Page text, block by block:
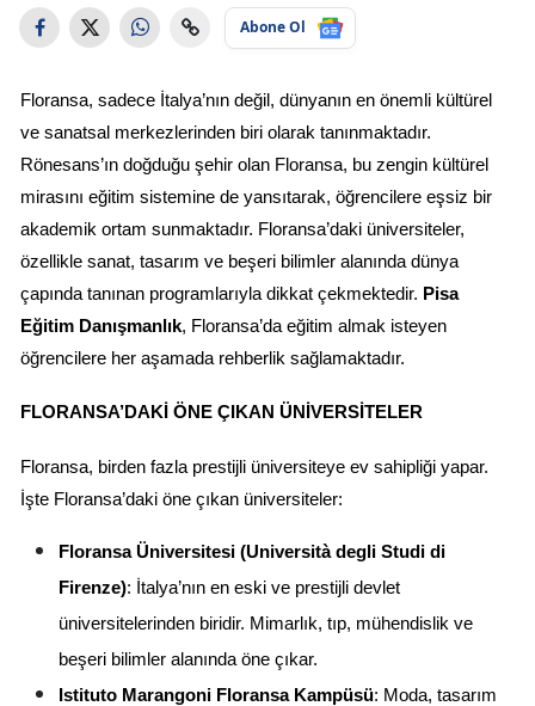
Abone Ol
Floransa, sadece İtalya’nın değil, dünyanın en önemli kültürel
ve sanatsal merkezlerinden biri olarak tanınmaktadır.
Rönesans’ın doğduğu şehir olan Floransa, bu zengin kültürel
mirasını eğitim sistemine de yansıtarak, öğrencilere eşsiz bir
akademik ortam sunmaktadır. Floransa’daki üniversiteler,
özellikle sanat, tasarım ve beşeri bilimler alanında dünya
çapında tanınan programlarıyla dikkat çekmektedir. Pisa
Eğitim Danışmanlık, Floransa’da eğitim almak isteyen
öğrencilere her aşamada rehberlik sağlamaktadır.
FLORANSA’DAKI ÖNE ÇIKAN ÜNIVERSITELER
Floransa, birden fazla prestijli üniversiteye ev sahipliği yapar.
İşte Floransa’daki öne çıkan üniversiteler:
Floransa Üniversitesi (Università degli Studi di
Firenze): İtalya’nın en eski ve prestijli devlet
üniversitelerinden biridir. Mimarlık, tıp, mühendislik ve
beşeri bilimler alanında öne çıkar.
Istituto Marangoni Floransa Kampüsü: Moda, tasarım